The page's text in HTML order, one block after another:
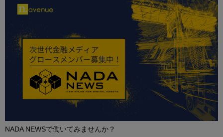
NADA NEWSで働いてみませんか？